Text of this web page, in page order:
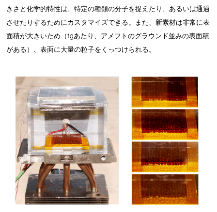
きさと化学的特性は、特定の種類の分子を捉えたり、あるいは通過
させたりするためにカスタマイズできる。また、新素材は非常に表
面積が大きいため（1gあたり、アメフトのグラウンド並みの表面積
がある）、表面に大量の粒子をくっつけられる。